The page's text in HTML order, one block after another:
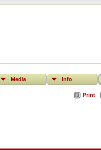
Media Info
Print